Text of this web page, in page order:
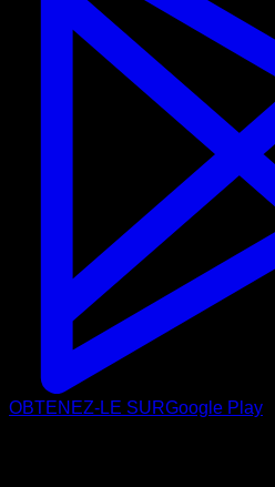
OBTENEZ-LE SURGoogle Play